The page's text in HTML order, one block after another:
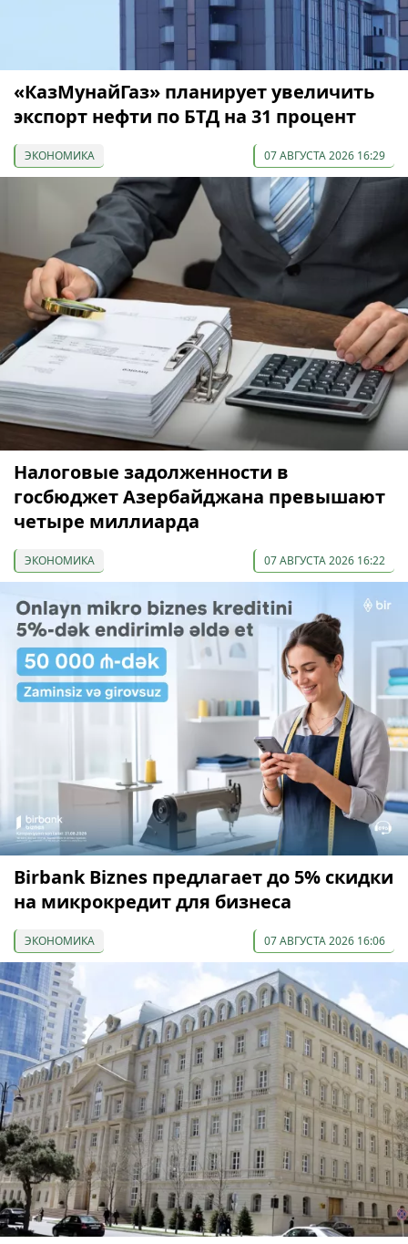
«КазМунайГаз» планирует увеличить
экспорт нефти по БТД на 31 процент
ЭКОНОМИКА 07 АВГУСТА 2026 16:29
Налоговые задолженности в
госбюджет Азербайджана превышают
четыре миллиарда
ЭКОНОМИКА 07 АВГУСТА 2026 16:22
Birbank Biznes предлагает до 5% скидки
на микрокредит для бизнеса
ЭКОНОМИКА 07 АВГУСТА 2026 16:06